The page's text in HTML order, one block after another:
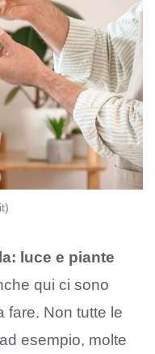
luce e piante
qui ci sono
fare. Non tutte le
esempio, molte